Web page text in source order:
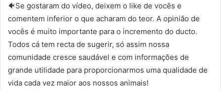
🐠Se gostaram do vídeo, deixem o like de vocês e
comentem inferior o que acharam do teor. A opinião de
vocês é muito importante para o incremento do ducto.
Todos cá tem recta de sugerir, só assim nossa
comunidade cresce saudável e com informações de
grande utilidade para proporcionarmos uma qualidade de
vida cada vez maior aos nossos animais!